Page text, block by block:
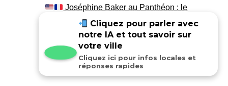
Joséphine Baker au Panthéon : le
Cliquez pour parler avec
notre IA et tout savoir sur
votre ville
Cliquez ici pour infos locales et
réponses rapides